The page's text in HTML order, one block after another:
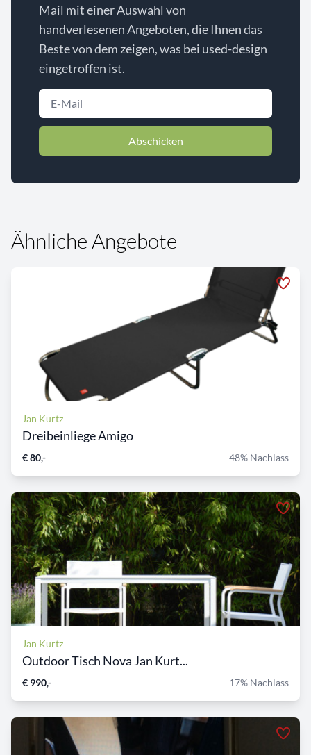
Mail mit einer Auswahl von
handverlesenen Angeboten, die Ihnen das
Beste von dem zeigen, was bei used-design
eingetroffen ist.
Abschicken
Ähnliche Angebote
Jan Kurtz
Dreibeinliege Amigo
€ 80,- 48% Nachlass
Jan Kurtz
Outdoor Tisch Nova Jan Kurt...
€ 990,- 17% Nachlass